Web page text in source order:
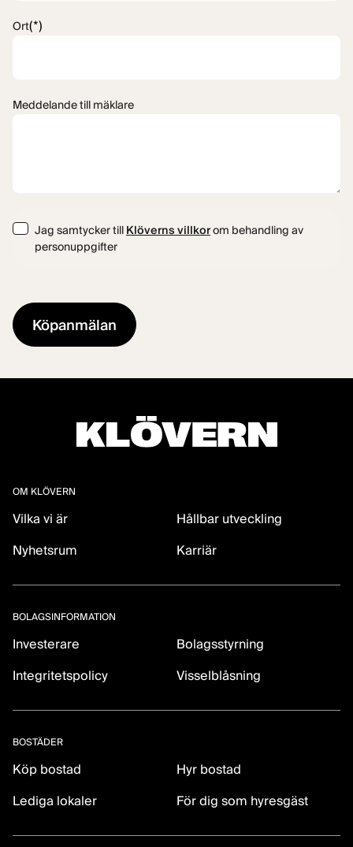
Ort(*)
Meddelande till mäklare
ConsentJag samtycker till Klöverns villkorom behandling av
personuppgifter
OM KLÖVERN
Vilka vi är
Hållbar utveckling
Nyhetsrum
Karriär
BOLAGSINFORMATION
Investerare
Bolagsstyrning
Integritetspolicy
Visselblåsning
BOSTÄDER
Köp bostad
Hyr bostad
Lediga lokaler
För dig som hyresgäst